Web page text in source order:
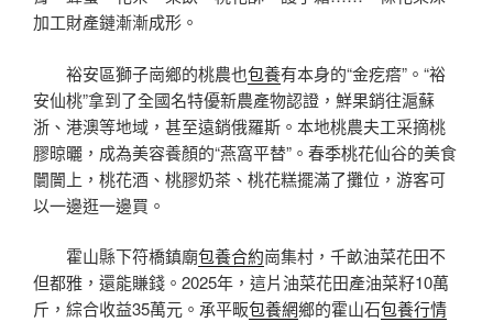
加工財產鏈漸漸成形。
裕安區獅子崗鄉的桃農也包養有本身的“金疙瘩”。“裕
安仙桃”拿到了全國名特優新農產物認證，鮮果銷往滬蘇
浙、港澳等地域，甚至遠銷俄羅斯。本地桃農夫工采摘桃
膠晾曬，成為美容養顏的“燕窩平替”。春季桃花仙谷的美食
闤闠上，桃花酒、桃膠奶茶、桃花糕擺滿了攤位，游客可
以一邊逛一邊買。
霍山縣下符橋鎮廟包養合約崗集村，千畝油菜花田不
但都雅，還能賺錢。2025年，這片油菜花田產油菜籽10萬
斤，綜合收益35萬元。承平畈包養網鄉的霍山石包養行情